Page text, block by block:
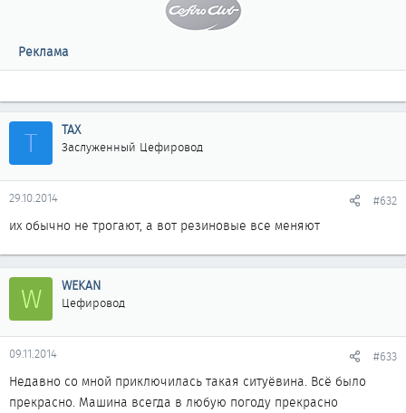
Реклама
Т ТАХ
Заслуженный Цефировод
29.10.2014 #632
их обычно не трогают, а вот резиновые все меняют
W WEKAN
Цефировод
09.11.2014 #633
Недавно со мной приключилась такая ситуёвина. Всё было
прекрасно. Машина всегда в любую погоду прекрасно